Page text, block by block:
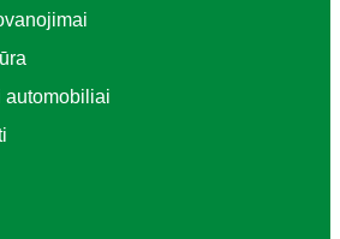
automobiliai